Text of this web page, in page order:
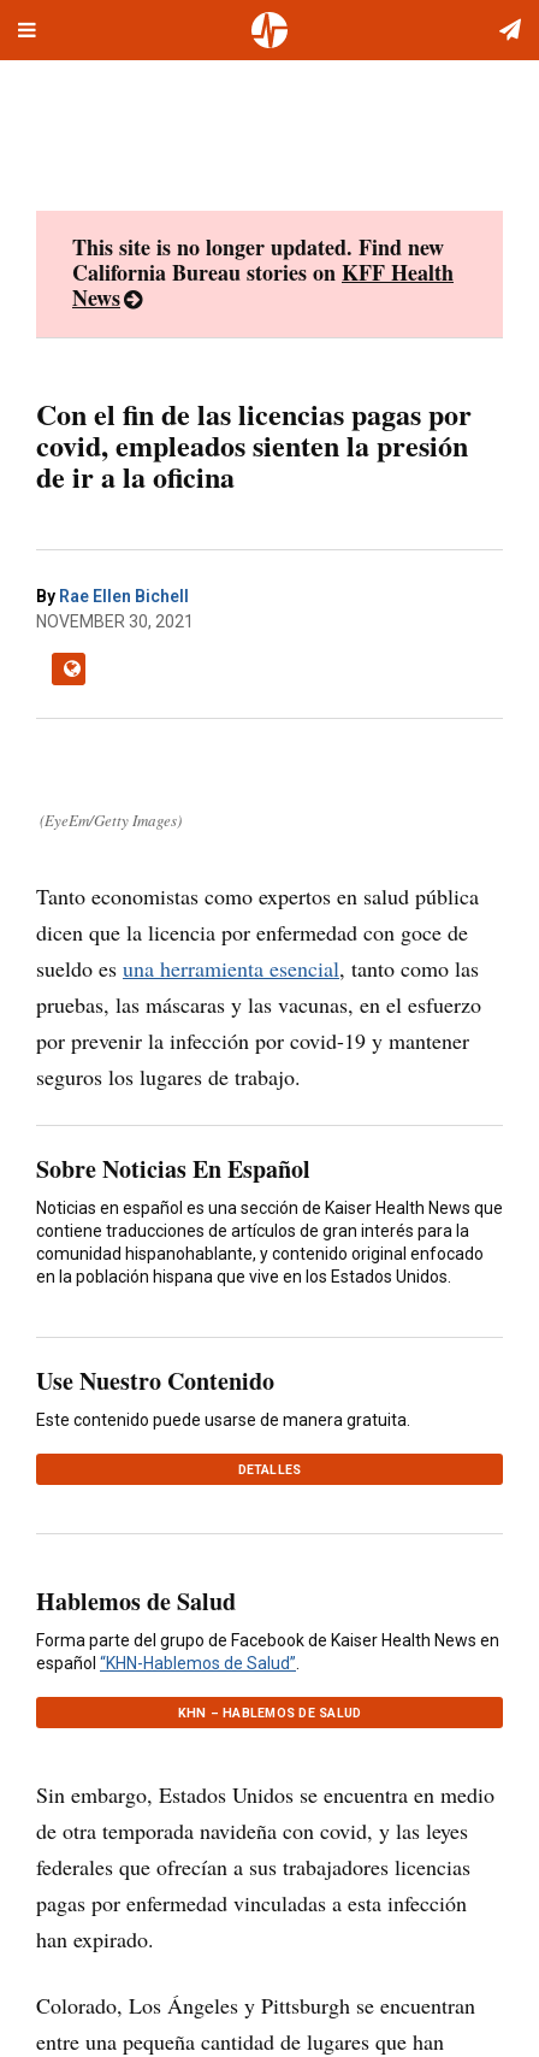
Toggle
This site is no longer updated. Find new
California Bureau stories onKFF Health
News
Con el fin de las licencias pagas por
covid, empleados sienten la presión
de ir a la oficina
By Rae Ellen Bichell
NOVEMBER 30, 2021
(EyeEm/Getty Images)
Tanto economistas como expertos en salud pública
dicen que la licencia por enfermedad con goce de
sueldo es una herramienta esencial, tanto como las
pruebas, las máscaras y las vacunas, en el esfuerzo
por prevenir la infección por covid-19 y mantener
seguros los lugares de trabajo.
Sobre Noticias En Español
Noticias en español es una sección de Kaiser Health News que
contiene traducciones de artículos de gran interés para la
comunidad hispanohablante, y contenido original enfocado
en la población hispana que vive en los Estados Unidos.
Use Nuestro Contenido
Este contenido puede usarse de manera gratuita.
DETALLES
Hablemos de Salud
Forma parte del grupo de Facebook de Kaiser Health News en
español “KHN-Hablemos de Salud”.
KHN – HABLEMOS DE SALUD
Sin embargo, Estados Unidos se encuentra en medio
de otra temporada navideña con covid, y las leyes
federales que ofrecían a sus trabajadores licencias
pagas por enfermedad vinculadas a esta infección
han expirado.
Colorado, Los Ángeles y Pittsburgh se encuentran
entre una pequeña cantidad de lugares que han